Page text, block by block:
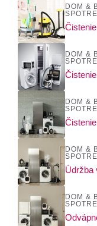
DOM &
DOM &
DOM &
DOM &
Údržba
DOM &